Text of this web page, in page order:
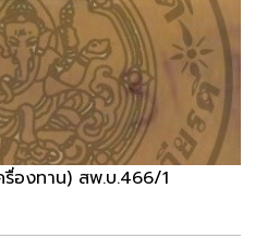
องทาน) สพ.บ.466/1